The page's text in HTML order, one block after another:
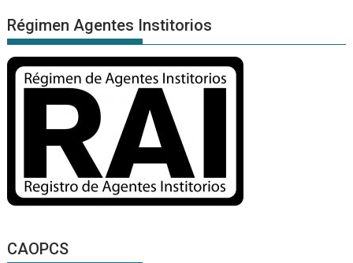
Régimen Agentes Institorios
CAOPCS